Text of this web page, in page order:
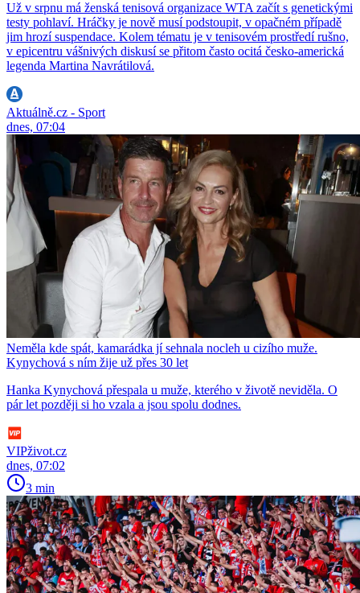
Už v srpnu má ženská tenisová organizace WTA začít s genetickými
testy pohlaví. Hráčky je nově musí podstoupit, v opačném případě
jim hrozí suspendace. Kolem tématu je v tenisovém prostředí rušno,
v epicentru vášnivých diskusí se přitom často ocitá česko-americká
legenda Martina Navrátilová.
Aktuálně.cz - Sport
dnes, 07:04
Neměla kde spát, kamarádka jí sehnala nocleh u cizího muže.
Kynychová s ním žije už přes 30 let
Hanka Kynychová přespala u muže, kterého v životě neviděla. O
pár let později si ho vzala a jsou spolu dodnes.
VIPživot.cz
dnes, 07:02
3 min